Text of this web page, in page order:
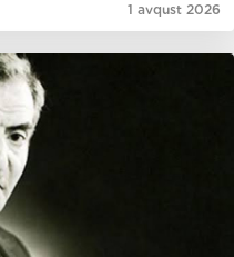
1 avqust 2026